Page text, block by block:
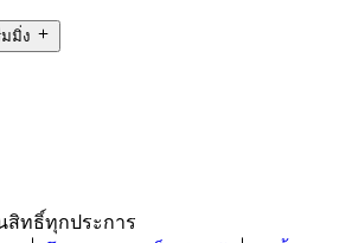
มิ่ง
สิทธิ์ทุกประการ